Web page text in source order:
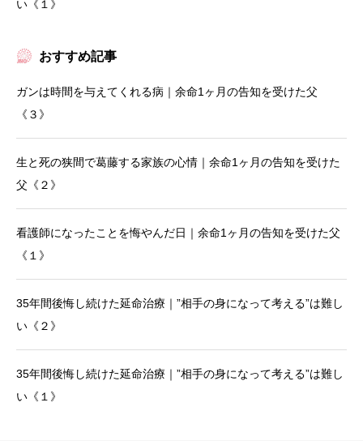
い《１》
おすすめ記事
ガンは時間を与えてくれる病｜余命1ヶ月の告知を受けた父
《３》
生と死の狭間で葛藤する家族の心情｜余命1ヶ月の告知を受けた
父《２》
看護師になったことを悔やんだ日｜余命1ヶ月の告知を受けた父
《１》
35年間後悔し続けた延命治療｜”相手の身になって考える”は難し
い《２》
35年間後悔し続けた延命治療｜”相手の身になって考える”は難し
い《１》